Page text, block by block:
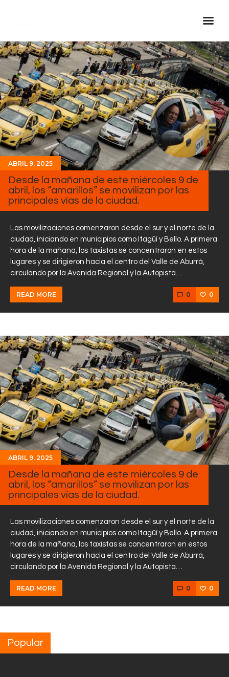
Inicio Real FM
Streaming
En Vivo
Descarga La APP
Programas
Noticias
Equipo
Sobre Nosotros
Contactos
ABRIL 9, 2025
Desde la mañana de este miércoles 9 de
abril, los “amarillos” se movilizan por las
principales vías de la ciudad.
Las movilizaciones comenzaron desde el sur y el norte de la
ciudad, iniciando en municipios como Itagüí y Bello. A primera
hora de la mañana, los taxistas se concentraron en estos
lugares y se dirigieron hacia el centro del Valle de Aburrá,
circulando por la Avenida Regional y la Autopista…
READ MORE 0 0
ABRIL 9, 2025
Desde la mañana de este miércoles 9 de
abril, los “amarillos” se movilizan por las
principales vías de la ciudad.
Las movilizaciones comenzaron desde el sur y el norte de la
ciudad, iniciando en municipios como Itagüí y Bello. A primera
hora de la mañana, los taxistas se concentraron en estos
lugares y se dirigieron hacia el centro del Valle de Aburrá,
circulando por la Avenida Regional y la Autopista…
READ MORE 0 0
Popular